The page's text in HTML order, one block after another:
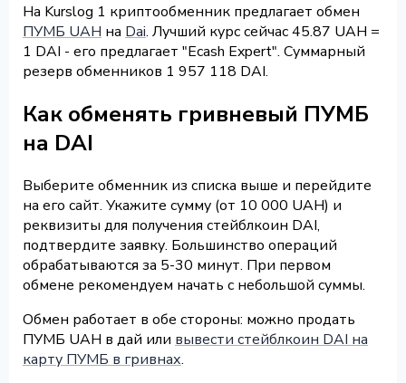
На Kurslog 1 криптообменник предлагает обмен
ПУМБ UAH на Dai. Лучший курс сейчас 45.87 UAH =
1 DAI - его предлагает "Ecash Expert". Суммарный
резерв обменников 1 957 118 DAI.
Как обменять гривневый ПУМБ
на DAI
Выберите обменник из списка выше и перейдите
на его сайт. Укажите сумму (от 10 000 UAH) и
реквизиты для получения стейблкоин DAI,
подтвердите заявку. Большинство операций
обрабатываются за 5-30 минут. При первом
обмене рекомендуем начать с небольшой суммы.
Обмен работает в обе стороны: можно продать
ПУМБ UAH в дай или вывести стейблкоин DAI на
карту ПУМБ в гривнах.